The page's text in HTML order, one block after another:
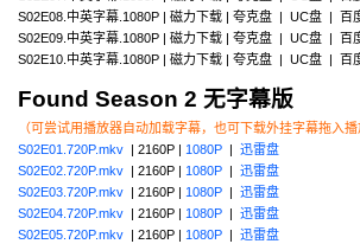
S02E08.中英字幕.1080P | 磁力下载 | 夸克盘 | UC盘 |
S02E09.中英字幕.1080P | 磁力下载 | 夸克盘 | UC盘 |
S02E10.中英字幕.1080P | 磁力下载 | 夸克盘 | UC盘 |
Found Season 2 无字幕版
（可尝试用播放器自动加载字幕，也可下载外挂字幕拖入播
S02E01.720P.mkv | 2160P | 1080P | 迅雷盘
S02E02.720P.mkv | 2160P | 1080P | 迅雷盘
S02E03.720P.mkv | 2160P | 1080P | 迅雷盘
S02E04.720P.mkv | 2160P | 1080P | 迅雷盘
S02E05.720P.mkv | 2160P | 1080P | 迅雷盘